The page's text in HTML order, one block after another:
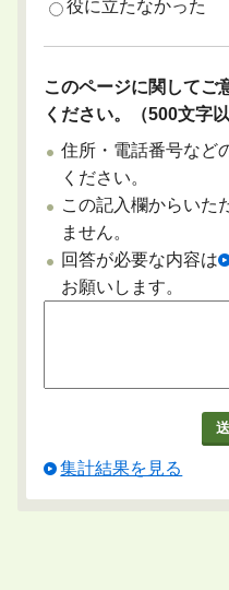
役に立たなかった
このページに関してご
ください。（500文字以
住所・電話番号など
ください。
この記入欄からいた
ません。
回答が必要な内容は
お願いします。
集計結果を見る